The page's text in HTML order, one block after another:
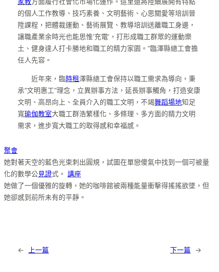
的個人工作教導、技巧素養、文明藝術、心思關愛等培訓晉
陞課程，把體裁運動、藝術展覽、教導培訓送離職工身邊，
讓職產業余時光也能思惟‘充電’，打形成職工群眾的運動樂
土、健身達人打卡勝地和職工的精力家園。”臨澤縣總工會擔
任人先容。
近年來，臨時租澤縣總工會保持以職工需求為導向，秉
承“文明惠工”理念，立異辦事方法，延長辦事觸角，打造安康
文明、高昂向上、全員介入的職工文明，不竭舞蹈場地知足
寬瑜伽教室大職工群浩繁樣化、多條理、多方面的精力文明
需求，進步寬大職工的取得感和幸福感。
聚會
她對著天空的藍色光束刺出圓規，試圖在單戀傻氣中找到一個可被量
化的數學公見證式。 講座
她做了一個優雅的旋轉，她的咖啡館被兩種能量衝擊得搖搖欲墜，但
她卻感到前所未有的平靜。
← 上一篇 下一篇 →